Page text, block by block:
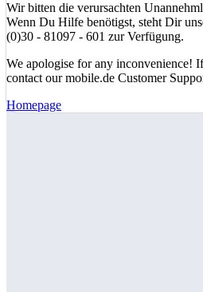
Wir bitten die verursachten
Wenn Du Hilfe benötigst, steht Dir
(0)30 - 81097 - 601 zur Verfügung.
We apologise for any inconvenience!
contact our mobile.de Customer
Homepage